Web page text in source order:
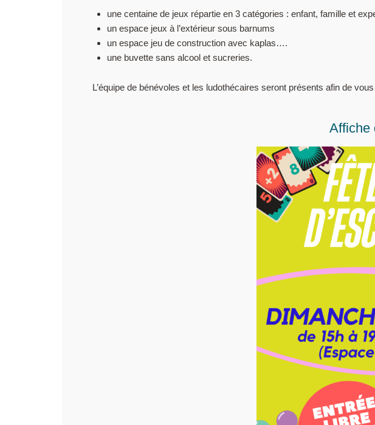
une centaine de jeux répartie en 3 catégories : enfant, famille et
un espace jeux à l’extérieur sous barnums
un espace jeu de construction avec kaplas….
une buvette sans alcool et sucreries.
L’équipe de bénévoles et les ludothécaires seront présents afin de
Affiche